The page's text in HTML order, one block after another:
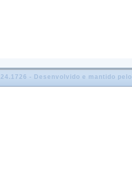
- Desenvolvido e mantido pelo